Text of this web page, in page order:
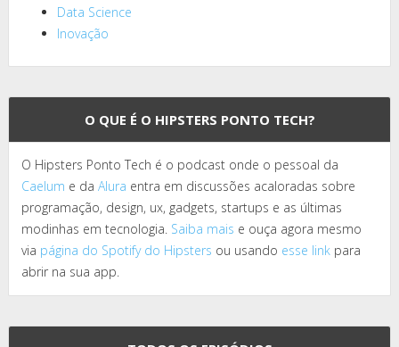
Data Science
Inovação
O QUE É O HIPSTERS PONTO TECH?
O Hipsters Ponto Tech é o podcast onde o pessoal da
Caelum e da Alura entra em discussões acaloradas sobre
programação, design, ux, gadgets, startups e as últimas
modinhas em tecnologia. Saiba mais e ouça agora mesmo
via página do Spotify do Hipsters ou usando esse link para
abrir na sua app.